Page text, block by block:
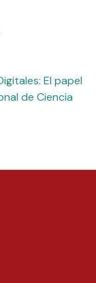
El papel
de Ciencia